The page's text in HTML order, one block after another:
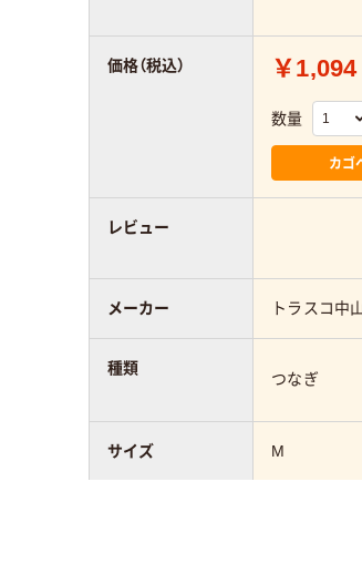
￥1,094
数量
カゴ
トラスコ中
つなぎ
M
価格（税込）
レビュー
メーカー
種類
サイズ